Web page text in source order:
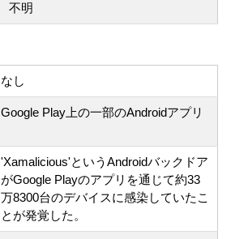
不明
なし
Google Play上の一部のAndroidアプリ
'Xamalicious'というAndroidバックドア
がGoogle Playのアプリを通じて約33
万8300台のデバイスに感染していたこ
とが発覚した。